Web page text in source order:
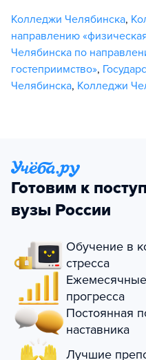
Колледжи Челябинска,
направлению
Челябинска по
гостеприимство»,
Челябинска, Колледжи
Готовим к
вузы России
Обучение в
стресса
прогресса
Постоянная
наставника
Лучшие